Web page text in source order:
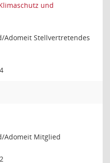
und
Adomeit Stellvertretendes
Adomeit Mitglied